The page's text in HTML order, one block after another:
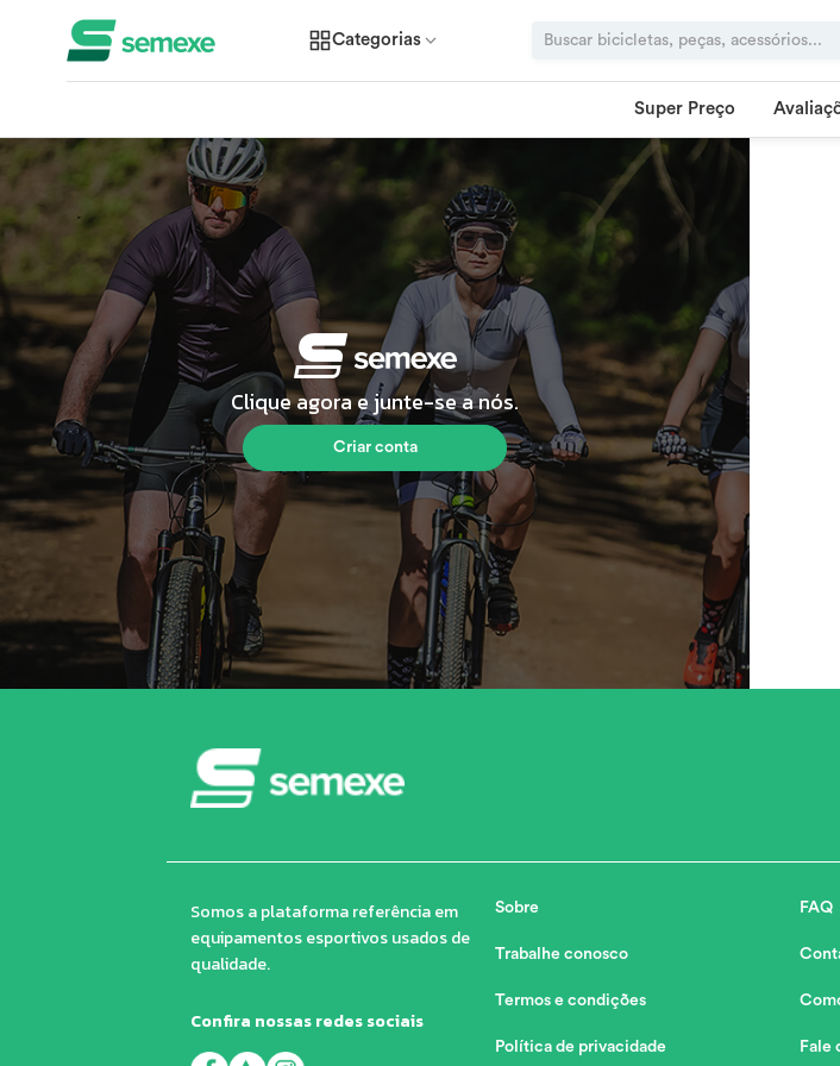
Categorias
Super Preço
Clique agora e junte-se a nós.
Criar conta
Somos a plataforma referência em
equipamentos esportivos usados de
qualidade.
Confira nossas redes sociais
Sobre
Trabalhe conosco
Termos e condições
Política de privacidade
FAQ
Fale